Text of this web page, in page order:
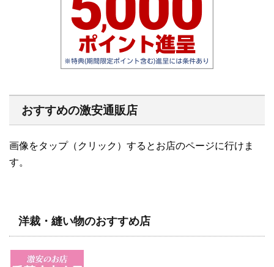
おすすめの激安通販店
画像をタップ（クリック）するとお店のページに行けま
す。
洋裁・縫い物のおすすめ店